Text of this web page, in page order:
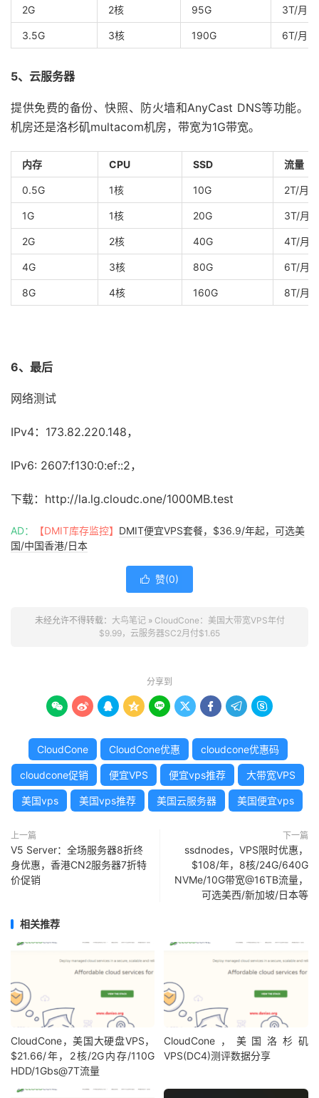
2G 2核 95G 3T/月
3.5G 3核 190G 6T/月
5、云服务器
提供免费的备份、快照、防火墙和AnyCast DNS等功能。
机房还是洛杉矶multacom机房，带宽为1G带宽。
内存 CPU SSD 流量
0.5G 1核 10G 2T/月
1G 1核 20G 3T/月
2G 2核 40G 4T/月
4G 3核 80G 6T/月
8G 4核 160G 8T/月
6、最后
网络测试
IPv4：173.82.220.148，
IPv6: 2607:f130:0:ef::2，
下载：http://la.lg.cloudc.one/1000MB.test
AD： 【DMIT库存监控】 DMIT便宜VPS套餐，$36.9/年起，可选美
国/中国香港/日本
 赞(0)
未经允许不得转载： 大鸟笔记» CloudCone：美国大带宽VPS年付
$9.99，云服务器SC2月付$1.65
分享到
        
CloudCone CloudCone优惠 cloudcone优惠码
cloudcone促销 便宜VPS 便宜vps推荐 大带宽VPS
美国vps 美国vps推荐 美国云服务器 美国便宜vps
上一篇
V5 Server：全场服务器8折终
身优惠，香港CN2服务器7折特
价促销
下一篇
ssdnodes，VPS限时优惠，
$108/年，8核/24G/640G
NVMe/10G带宽@16TB流量，
可选美西/新加坡/日本等
相关推荐
CloudCone，美国大硬盘VPS，
$21.66/年，2核/2G内存/110G
HDD/1Gbs@7T流量
CloudCone，美国洛杉矶
VPS(DC4)测评数据分享